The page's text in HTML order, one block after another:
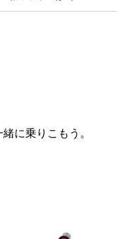
に乗りこもう。